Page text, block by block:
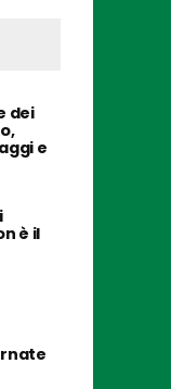
dei
e
è il